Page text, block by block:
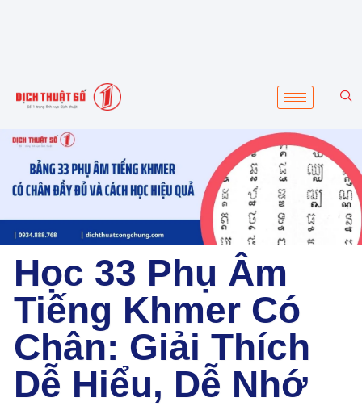
Học 33 Phụ Âm
Tiếng Khmer Có
Chân: Giải Thích
Dễ Hiểu, Dễ Nhớ